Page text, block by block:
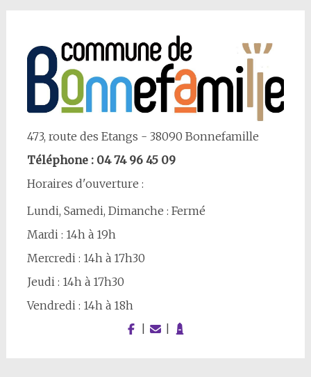
473, route des Etangs - 38090 Bonnefamille
Téléphone : 04 74 96 45 09
Horaires d'ouverture :
Lundi, Samedi, Dimanche : Fermé
Mardi : 14h à 19h
Mercredi : 14h à 17h30
Jeudi : 14h à 17h30
Vendredi : 14h à 18h